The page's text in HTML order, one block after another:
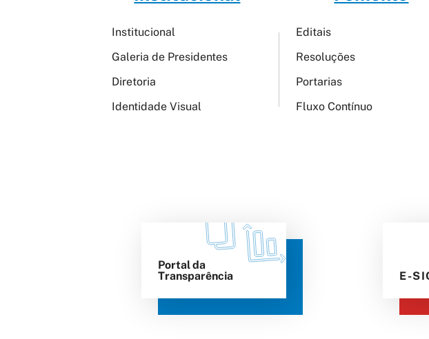
Institucional
Galeria de Presidentes
Diretoria
Identidade Visual
Editais
Resoluções
Portarias
Fluxo Contínuo
Portal da
Transparência
E-